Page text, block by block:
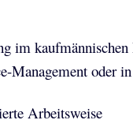
im
Management oder
Arbeitsweise